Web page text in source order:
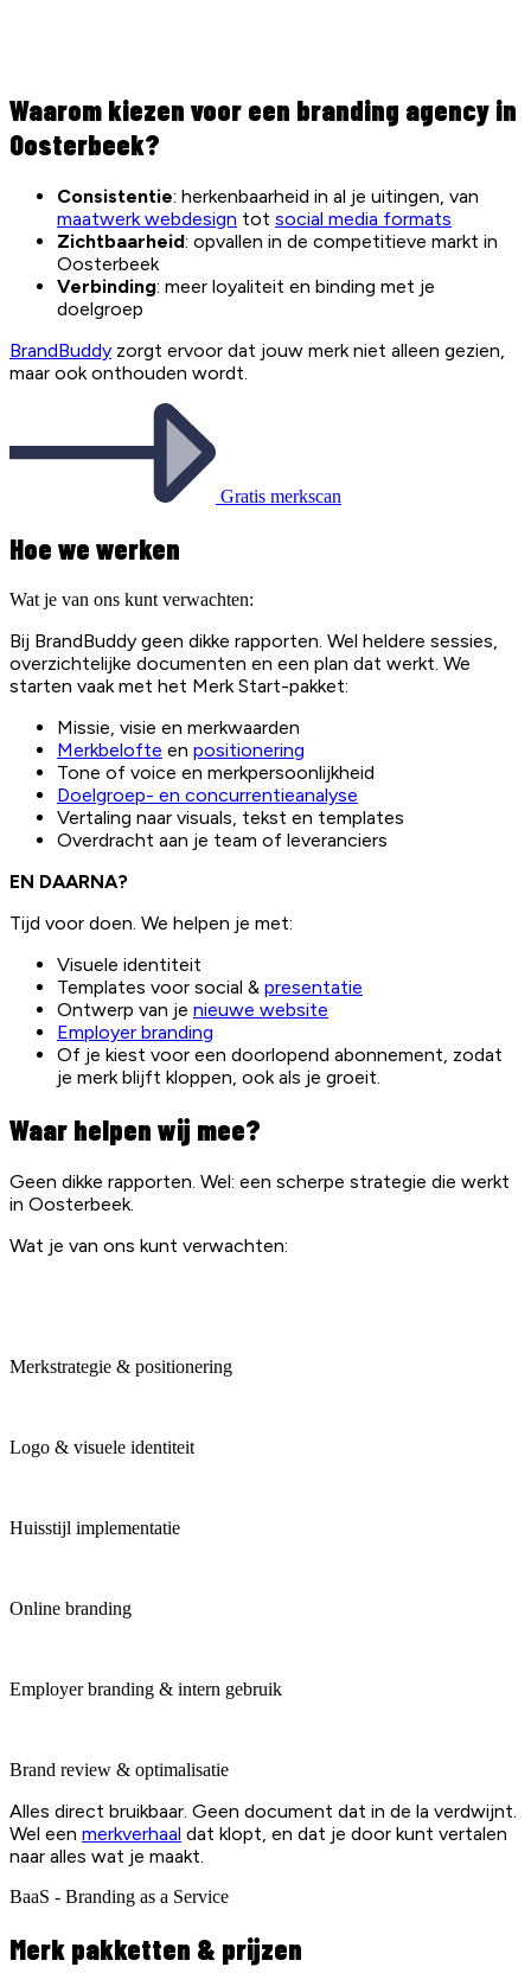
Waarom kiezen voor een branding agency in
Oosterbeek?
Consistentie: herkenbaarheid in al je uitingen, van
maatwerk webdesign tot social media formats
Zichtbaarheid: opvallen in de competitieve markt in
Oosterbeek
Verbinding: meer loyaliteit en binding met je
doelgroep
BrandBuddy zorgt ervoor dat jouw merk niet alleen gezien,
maar ook onthouden wordt.
Gratis merkscan
Hoe we werken
Wat je van ons kunt verwachten:
Bij BrandBuddy geen dikke rapporten. Wel heldere sessies,
overzichtelijke documenten en een plan dat werkt. We
starten vaak met het Merk Start-pakket:
Missie, visie en merkwaarden
Merkbelofte en positionering
Tone of voice en merkpersoonlijkheid
Doelgroep- en concurrentieanalyse
Vertaling naar visuals, tekst en templates
Overdracht aan je team of leveranciers
EN DAARNA?
Tijd voor doen. We helpen je met:
Visuele identiteit
Templates voor social & presentatie
Ontwerp van je nieuwe website
Employer branding
Of je kiest voor een doorlopend abonnement, zodat
je merk blijft kloppen, ook als je groeit.
Waar helpen wij mee?
Geen dikke rapporten. Wel: een scherpe strategie die werkt
in Oosterbeek.
Wat je van ons kunt verwachten:
Merkstrategie & positionering
Logo & visuele identiteit
Huisstijl implementatie
Online branding
Employer branding & intern gebruik
Brand review & optimalisatie
Alles direct bruikbaar. Geen document dat in de la verdwijnt.
Wel een merkverhaal dat klopt, en dat je door kunt vertalen
naar alles wat je maakt.
BaaS - Branding as a Service
Merk pakketten & prijzen